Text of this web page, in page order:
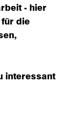
- hier
für die
interessant